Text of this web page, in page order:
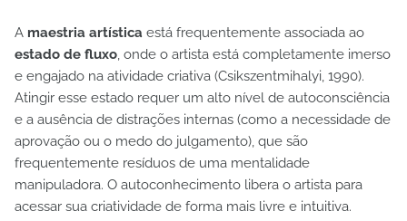
A maestria artística está frequentemente associada ao
estado de fluxo, onde o artista está completamente imerso
e engajado na atividade criativa (Csikszentmihalyi, 1990).
Atingir esse estado requer um alto nível de autoconsciência
e a ausência de distrações internas (como a necessidade de
aprovação ou o medo do julgamento), que são
frequentemente resíduos de uma mentalidade
manipuladora. O autoconhecimento libera o artista para
acessar sua criatividade de forma mais livre e intuitiva.